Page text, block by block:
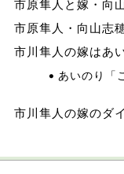
市原隼人と嫁・向
市原隼人・向山志
市川隼人の嫁はあ
あいのり「
市川隼人の嫁のダ